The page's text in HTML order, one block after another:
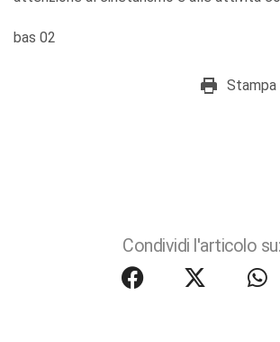
bas 02
Condividi l'articolo su: